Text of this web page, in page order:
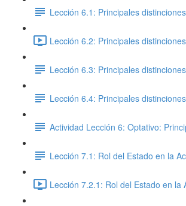
Lección 6.1: Principales
Lección 6.2: Principales
Lección 6.3: Principales
Lección 6.4: Principales
Actividad Lección 6: Optativo:
Lección 7.1: Rol del Estado en la
Lección 7.2.1: Rol del Estado en la